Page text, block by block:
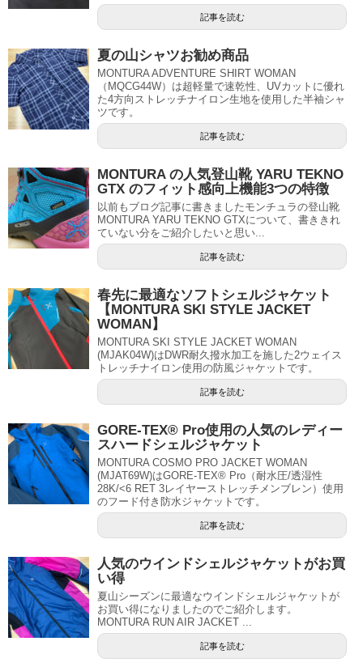
記事を読む
夏の山シャツお勧め商品
MONTURA ADVENTURE SHIRT WOMAN
（MQCG44W）は超軽量で速乾性、UVカットに優れ
た4方向ストレッチナイロン生地を使用した半袖シャ
ツです。
記事を読む
MONTURA の人気登山靴 YARU TEKNO
GTX のフィット感向上機能3つの特徴
以前もブログ記事に書きましたモンチュラの登山靴
MONTURA YARU TEKNO GTXについて、書ききれ
ていない分をご紹介したいと思い...
記事を読む
春先に最適なソフトシェルジャケット
【MONTURA SKI STYLE JACKET
WOMAN】
MONTURA SKI STYLE JACKET WOMAN
(MJAK04W)はDWR耐久撥水加工を施した2ウェイス
トレッチナイロン使用の防風ジャケットです。
記事を読む
GORE-TEX® Pro使用の人気のレディー
スハードシェルジャケット
MONTURA COSMO PRO JACKET WOMAN
(MJAT69W)はGORE-TEX® Pro（耐水圧/透湿性
28K/<6 RET 3レイヤーストレッチメンブレン）使用
のフード付き防水ジャケットです。
記事を読む
人気のウインドシェルジャケットがお買
い得
夏山シーズンに最適なウインドシェルジャケットが
お買い得になりましたのでご紹介します。
MONTURA RUN AIR JACKET ...
記事を読む